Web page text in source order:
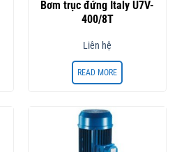
Bơm trục đứng Italy U7V-
400/8T
Liên hệ
READ MORE